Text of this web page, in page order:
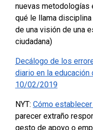
nuevas metodologías
qué le llama
de una visión de una
ciudadana)
Decálogo de los
diario en la educación
10/02/2019
NYT: Cómo
parecer extraño
gesto de apoyo o